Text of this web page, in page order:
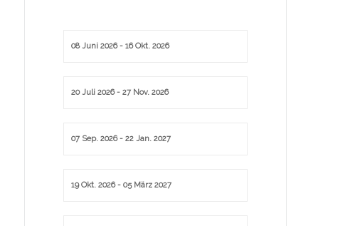
08 Juni 2026- 16 Okt. 2026
20 Juli 2026- 27 Nov. 2026
07 Sep. 2026- 22 Jan. 2027
19 Okt. 2026- 05 März 2027